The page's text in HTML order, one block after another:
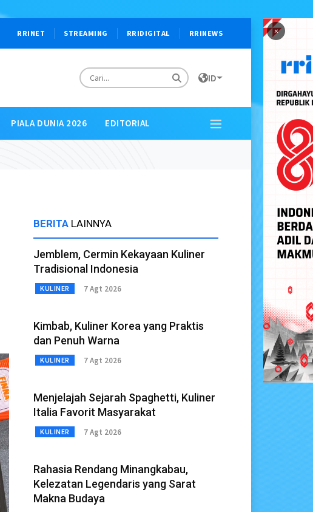
×
RRINET STREAMING RRIDIGITAL RRINEWS
ID
PIALA DUNIA 2026 EDITORIAL
BERITA LAINNYA
Jemblem, Cermin Kekayaan Kuliner
Tradisional Indonesia
KULINER 7 Agt 2026
Kimbab, Kuliner Korea yang Praktis
dan Penuh Warna
KULINER 7 Agt 2026
Menjelajah Sejarah Spaghetti, Kuliner
Italia Favorit Masyarakat
KULINER 7 Agt 2026
Rahasia Rendang Minangkabau,
Kelezatan Legendaris yang Sarat
Makna Budaya